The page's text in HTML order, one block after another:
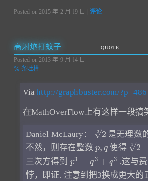
Posted on 2015 年 2 月 19 日 | 评论
高射炮打蚊子 QUOTE
Posted on 2013 年 9 月 14 日
% 条吐槽
Viahttp://graphbuster.com/?p=486
在MathOverFlow上有这样一段搞
Daniel McLaury： 2
–
√
3
是无理数
不然，则存在整数 p, q 使得 2
–
√
3
三次方得到 p3 = q3 + q3 ,这与
悖，即证. 注意到把3换成更大的